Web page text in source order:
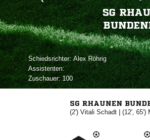
SG
Schiedsrichter: 
Assistenten:
Zuschauer:100
SG RHAUNEN
(2')  | (12', 65')